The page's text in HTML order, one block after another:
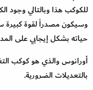
للكوكب هذا وبالتالي وجود
وسيكون مصدراً لقوة
حياته بشكل إيجابي على
أورانوس والذي هو كوكب
بالتعديلات الضرورية.